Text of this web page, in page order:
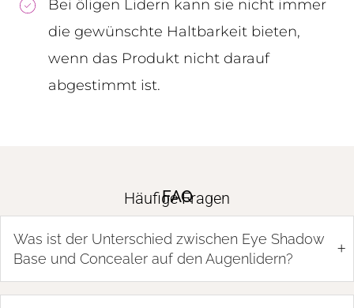
Bei öligen Lidern kann sie nicht immer
die gewünschte Haltbarkeit bieten,
wenn das Produkt nicht darauf
abgestimmt ist.
FAQ
Häufige Fragen
Was ist der Unterschied zwischen Eye Shadow
Base und Concealer auf den Augenlidern?
+